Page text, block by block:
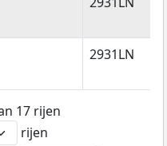
2931LN
17 rijen
rijen